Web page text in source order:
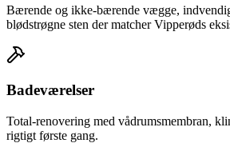
Bærende og ikke-bærende vægge,
blødstrøgne sten der matcher Vipperøds
Badeværelser
Total-renovering med vådrumsmembran,
rigtigt første gang.